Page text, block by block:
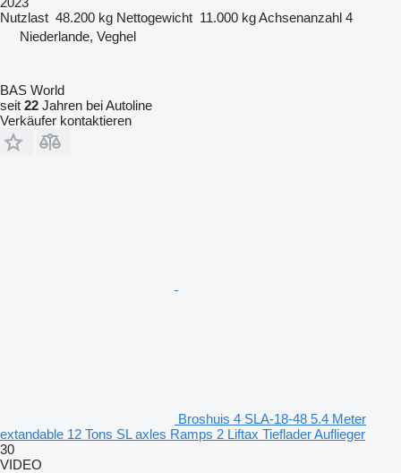
Nutzlast 48.200 kg Nettogewicht 11.000 kgAchsenanzahl 4
Niederlande, Veghel
BAS World
seit 22 Jahren bei Autoline
Verkäufer kontaktieren
Broshuis 4 SLA-18-48 5.4 Meter
extandable 12 Tons SL axles Ramps 2 Liftax Tieflader Auflieger
30
VIDEO